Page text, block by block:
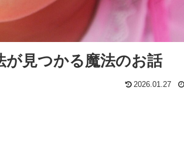
が見つかる魔法のお話
2026.01.27